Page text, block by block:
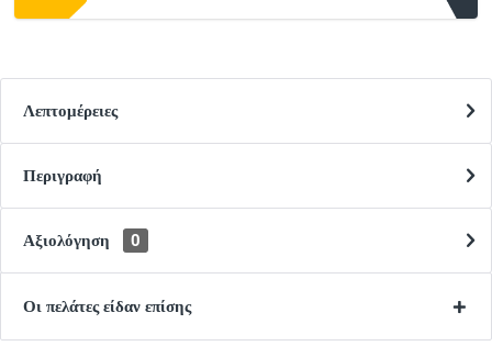
Λεπτομέρειες
Περιγραφή
Αξιολόγηση 0
Οι πελάτες είδαν επίσης